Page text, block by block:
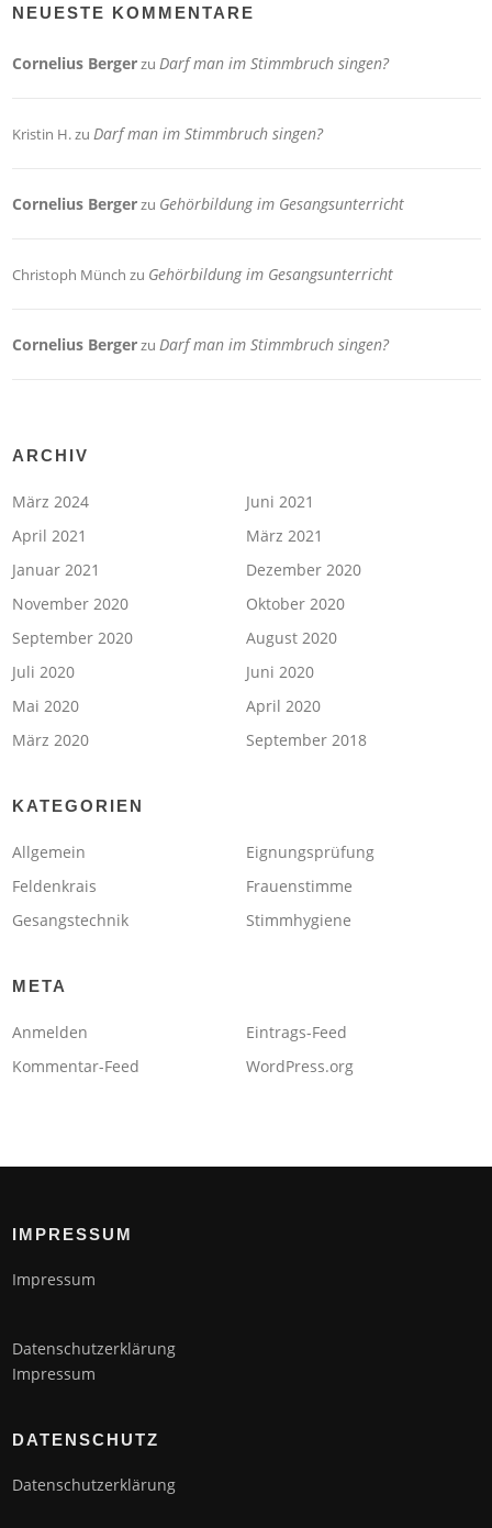
NEUESTE KOMMENTARE
Cornelius Bergerzu Darf man im Stimmbruch singen?
Kristin H.zu Darf man im Stimmbruch singen?
Cornelius Bergerzu Gehörbildung im Gesangsunterricht
Christoph Münch zu Gehörbildung im Gesangsunterricht
Cornelius Bergerzu Darf man im Stimmbruch singen?
ARCHIV
März 2024
Juni 2021
April 2021
März 2021
Januar 2021
Dezember 2020
November 2020
Oktober 2020
September 2020
August 2020
Juli 2020
Juni 2020
Mai 2020
April 2020
März 2020
September 2018
KATEGORIEN
Allgemein
Eignungsprüfung
Feldenkrais
Frauenstimme
Gesangstechnik
Stimmhygiene
META
Anmelden
Eintrags-Feed
Kommentar-Feed
WordPress.org
IMPRESSUM
Impressum
Datenschutzerklärung
Impressum
DATENSCHUTZ
Datenschutzerklärung